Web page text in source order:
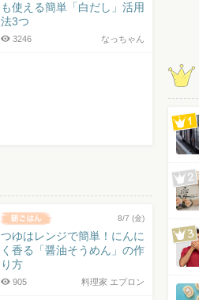
も使える簡単「白だし」活用
法3つ
なっちゃん
3246
8/7 (金)
つゆはレンジで簡単！にんに
く香る「醤油そうめん」の作
り方
料理家 エプロン
905